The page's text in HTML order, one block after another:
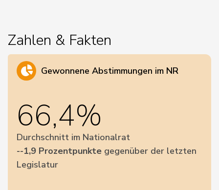
Zahlen & Fakten
Gewonnene Abstimmungen im NR
66,4%
Durchschnitt im Nationalrat
--1,9 Prozentpunkte gegenüber der letzten
Legislatur